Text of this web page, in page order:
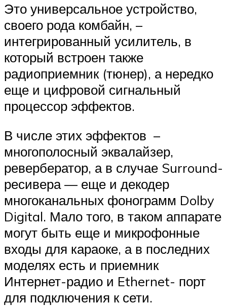
Это универсальное устройство,
своего рода комбайн, –
интегрированный усилитель, в
который встроен также
радиоприемник (тюнер), а нередко
еще и цифровой сигнальный
процессор эффектов.
В числе этих эффектов –
многополосный эквалайзер,
ревербератор, а в случае Surround-
ресивера — еще и декодер
многоканальных фонограмм Dolby
Digital. Мало того, в таком аппарате
могут быть еще и микрофонные
входы для караоке, а в последних
моделях есть и приемник
Интернет-радио и Ethernet- порт
для подключения к сети.